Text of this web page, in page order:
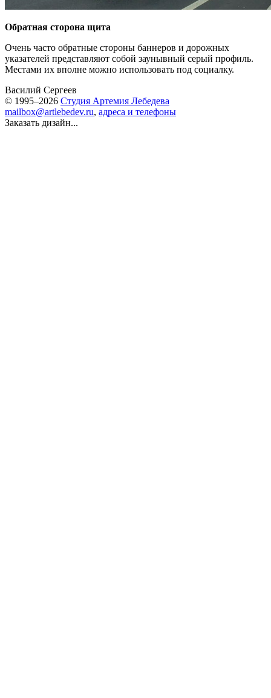
Обратная сторона щита
Очень часто обратные стороны баннеров и дорожных
указателей представляют собой заунывный серый профиль.
Местами их вполне можно использовать под социалку.
Василий Сергеев
© 1995–2026 Студия Артемия Лебедева
mailbox@artlebedev.ru, адреса и телефоны
Заказать дизайн...